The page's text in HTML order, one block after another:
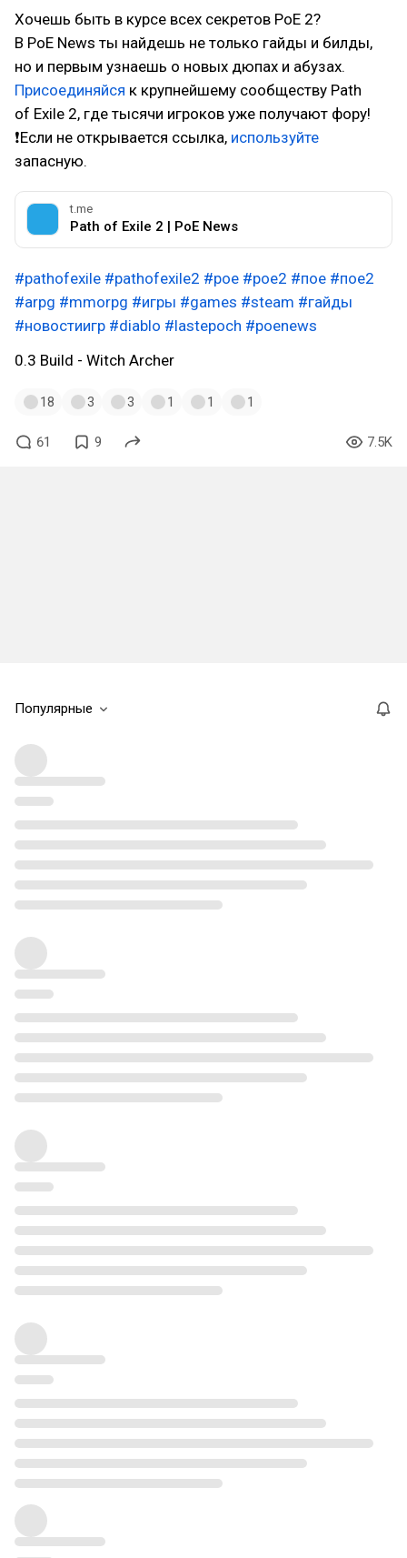
Хочешь быть в курсе всех секретов PoE 2?
В PoE News ты найдешь не только гайды и билды,
но и первым узнаешь о новых дюпах и абузах.
Присоединяйся к крупнейшему сообществу Path
of Exile 2, где тысячи игроков уже получают фору!
❗Если не открывается ссылка, используйте
запасную.
t.me
Path of Exile 2 | PoE News
#pathofexile #pathofexile2 #poe #poe2 #пое #пое2
#arpg #mmorpg #игры #games #steam #гайды
#новостиигр #diablo #lastepoch #poenews
0.3 Build - Witch Archer
18 3 3 1 1 1
61 9 7.5K
Популярные